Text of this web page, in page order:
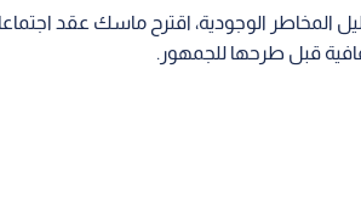
المخاطر الوجودية، اقترح ماسك عقد
قبل طرحها للجمهور.